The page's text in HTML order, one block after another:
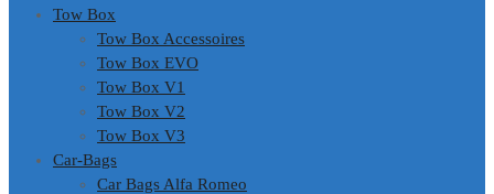
Tow Box
Tow Box Accessoires
Tow Box EVO
Tow Box V1
Tow Box V2
Tow Box V3
Car-Bags
Car Bags Alfa Romeo